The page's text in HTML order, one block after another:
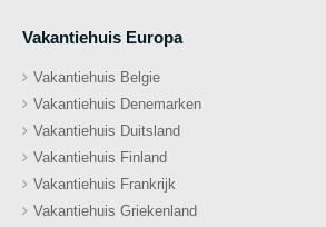
Vakantiehuis Europa
Vakantiehuis Belgie
Vakantiehuis Denemarken
Vakantiehuis Duitsland
Vakantiehuis Finland
Vakantiehuis Frankrijk
Vakantiehuis Griekenland